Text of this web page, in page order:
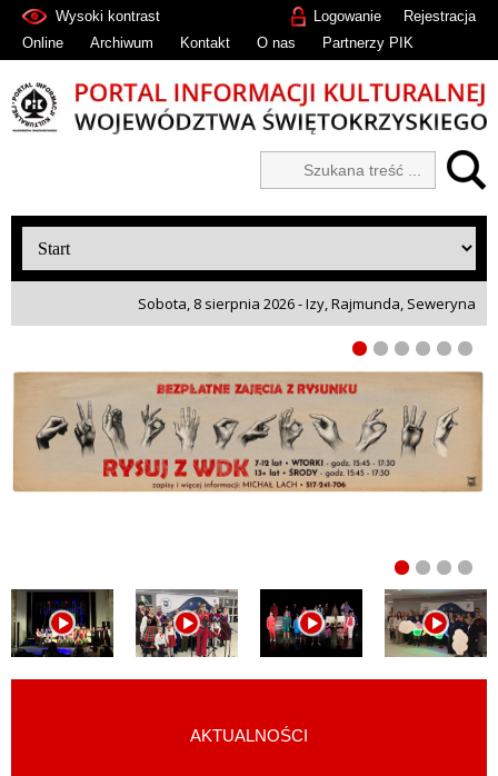
Rejestracja
Logowanie
Wysoki kontrast
Online
Archiwum Kontakt O nas Partnerzy PIK
Sobota, 8 sierpnia 2026 - Izy, Rajmunda, Seweryna
AKTUALNOŚCI